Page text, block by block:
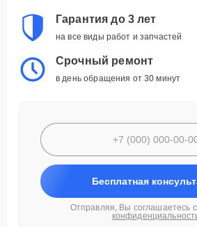
Гарантия до 3 лет
на все виды работ и запчастей
Срочный ремонт
в день обращения от 30 минут
Бесплатная
Отправляя, Вы соглашаетесь с